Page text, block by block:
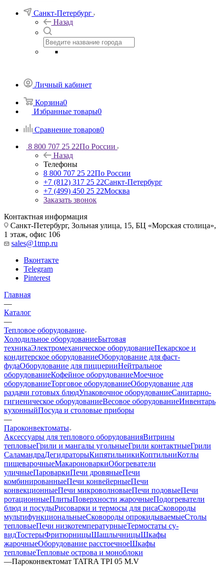
Санкт-Петербург
Назад
Личный кабинет
Корзина0
Избранные товары0
Сравнение товаров0
8 800 707 25 22По России
Назад
Телефоны
8 800 707 25 22По России
+7 (812) 317 25 22Санкт-Петербург
+7 (499) 450 25 22Москва
Заказать звонок
Контактная информация
Санкт-Петербург, Зольная улица, 15, БЦ «Морская столица»,
1 этаж, офис 106
sales@1tmp.ru
Вконтакте
Telegram
Pinterest
Главная
—
Каталог
—
Тепловое оборудование
Холодильное оборудованиеБытовая
техникаЭлектромеханическое оборудованиеПекарское и
кондитерское оборудованиеОборудование для фаст-
фудаОборудование для пиццерииНейтральное
оборудованиеКофейное оборудованиеМоечное
оборудованиеТорговое оборудованиеОборудование для
раздачи готовых блюдУпаковочное оборудованиеСанитарно-
гигиеническое оборудованиеВесовое оборудованиеИнвентарь
кухонныйПосуда и столовые приборы
—
Пароконвектоматы
Аксессуары для теплового оборудованияВитрины
тепловыеГрили и мангалы угольныеГрили контактныеГрили
СаламандраДегидраторыКипятильникиКоптильниКотлы
пищеварочныеМакароноваркиОбогреватели
уличныеПароваркиПечи дровяныеПечи
комбинированныеПечи конвейерныеПечи
конвекционныеПечи микроволновыеПечи подовыеПечи
ротационныеПлитыПоверхности жарочныеПодогреватели
блюд и посудыРисоварки и термосы для рисаСковороды
мультифункциональныеСковороды опрокидываемыеСтолы
тепловыеПечи низкотемпературныеТермостаты су-
видТостерыФритюрницыШашлычницыШкафы
жарочныеОборудование расстоечноеШкафы
тепловыеТепловые острова и моноблоки
—Пароконвектомат TATRA TPI 05 M.V